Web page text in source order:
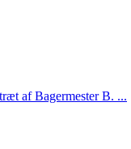
af Bagermester B. ...